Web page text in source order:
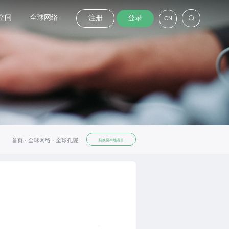
间 全球网络 注册 登录 CN
首页 · 全球网络 · 全球孔院 切换至本地语言